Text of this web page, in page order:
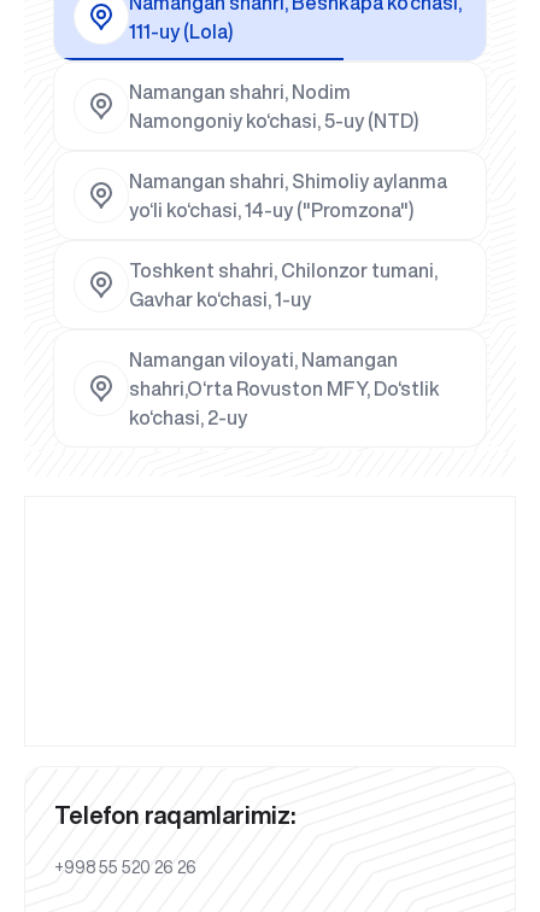
111-uy (Lola)
Namangan shahri, Nodim
Namongoniy ko‘chasi, 5-uy (NTD)
Namangan shahri, Shimoliy aylanma
yo‘li ko‘chasi, 14-uy ("Promzona")
Toshkent shahri, Chilonzor tumani,
Gavhar ko‘chasi, 1-uy
Namangan viloyati, Namangan
shahri,O‘rta Rovuston MFY, Do‘stlik
ko‘chasi, 2-uy
Telefon raqamlarimiz:
+998 55 520 26 26